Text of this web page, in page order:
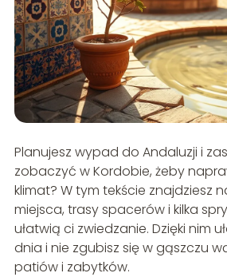
Planujesz wypad do Andaluzji i
zobaczyć w Kordobie, żeby
klimat? W tym tekście znajdziesz
miejsca, trasy spacerów i kilka
ułatwią ci zwiedzanie. Dzięki nim
dnia i nie zgubisz się w gąszczu
patiów i zabytków.